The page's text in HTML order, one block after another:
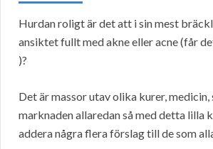
Hurdan roligt är det att i sin mest
ansiktet fullt med akne eller acne (får
)?
Det är massor utav olika kurer, medicin,
marknaden allaredan så med detta lilla
addera några flera förslag till de som